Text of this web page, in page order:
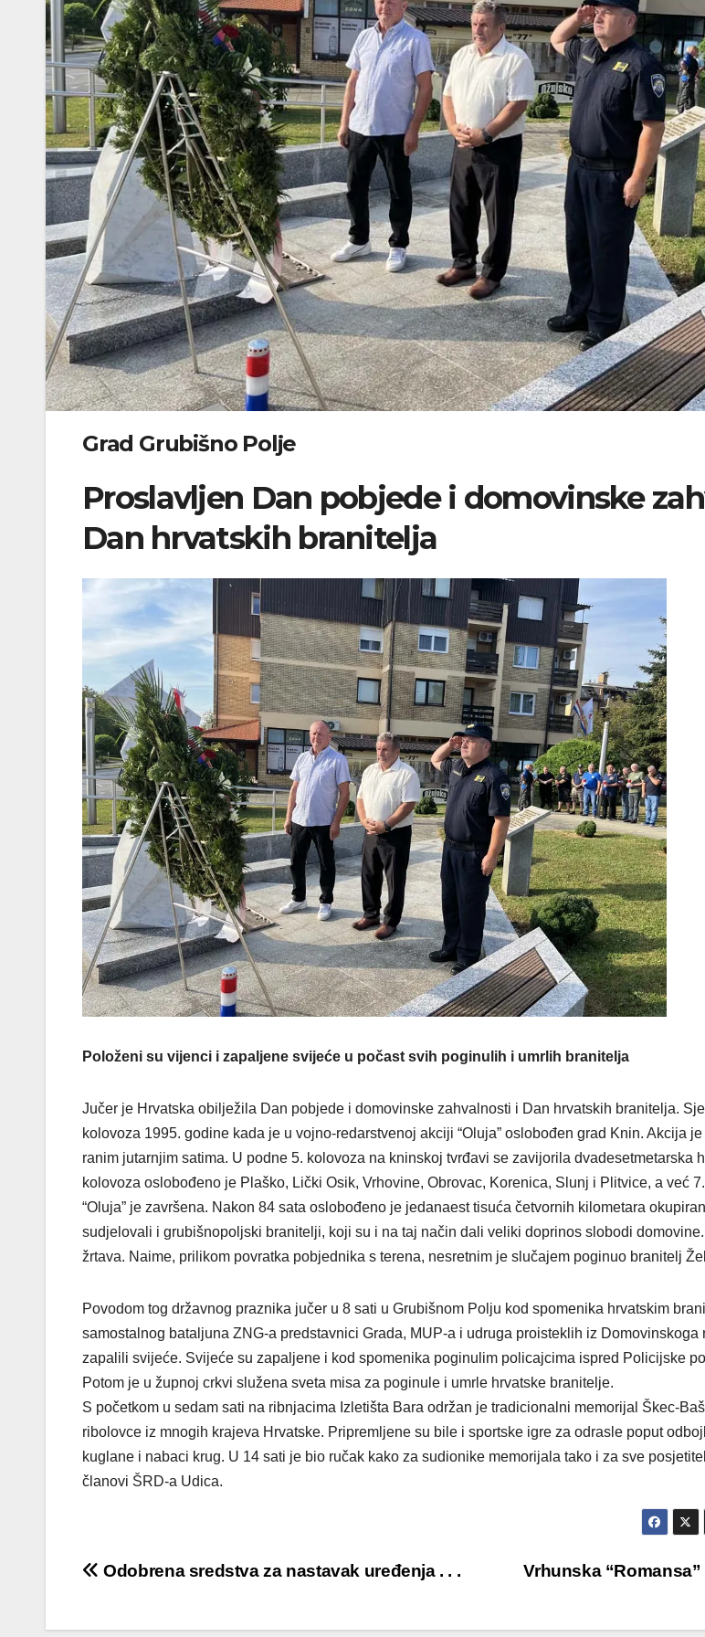
Grad Grubišno Polje
Proslavljen Dan pobjede i domovinske
Dan hrvatskih branitelja
Položeni su vijenci i zapaljene svijeće u počast svih poginulih i umrlih branitelja
Jučer je Hrvatska obilježila Dan pobjede i domovinske zahvalnosti i Dan hrvatskih branitelja.
kolovoza 1995. godine kada je u vojno-redarstvenoj akciji “Oluja” oslobođen grad Knin. Akcija
ranim jutarnjim satima. U podne 5. kolovoza na kninskoj tvrđavi se zavijorila dvadesetmetarska
kolovoza oslobođeno je Plaško, Lički Osik, Vrhovine, Obrovac, Korenica, Slunj i Plitvice, a već
“Oluja” je završena. Nakon 84 sata oslobođeno je jedanaest tisuća četvornih kilometara
sudjelovali i grubišnopoljski branitelji, koji su i na taj način dali veliki doprinos slobodi
žrtava. Naime, prilikom povratka pobjednika s terena, nesretnim je slučajem poginuo branitelj
Povodom tog državnog praznika jučer u 8 sati u Grubišnom Polju kod spomenika hrvatskim
samostalnog bataljuna ZNG-a predstavnici Grada, MUP-a i udruga proisteklih iz Domovinskoga
zapalili svijeće. Svijeće su zapaljene i kod spomenika poginulim policajcima ispred Policijske
Potom je u župnoj crkvi služena sveta misa za poginule i umrle hrvatske branitelje.
S početkom u sedam sati na ribnjacima Izletišta Bara održan je tradicionalni memorijal Škec-
ribolovce iz mnogih krajeva Hrvatske. Pripremljene su bile i sportske igre za odrasle poput
kuglane i nabaci krug. U 14 sati je bio ručak kako za sudionike memorijala tako i za sve
članovi ŠRD-a Udica.
Navigacija
Vrhunska
Odobrena sredstva za nastavak uređenja . . .